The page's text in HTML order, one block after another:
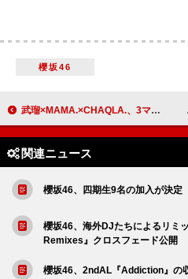
櫻坂46
武瑠×MAMA.×CHAQLA.、3マンライブ＆コラボ曲リリースが決定
関連ニュース
櫻坂46、四期生9名の加入が決定
櫻坂46、海外DJたちによるリミ
Remixes』クロスフェード公開
櫻坂46、2ndAL『Addiction』